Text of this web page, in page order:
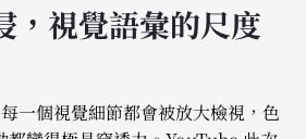
，視覺語彙的尺度
一個視覺細節都會被放大檢視，色